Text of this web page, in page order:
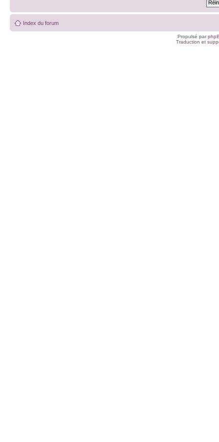
Index du forum
Propulsé par
Traduction et